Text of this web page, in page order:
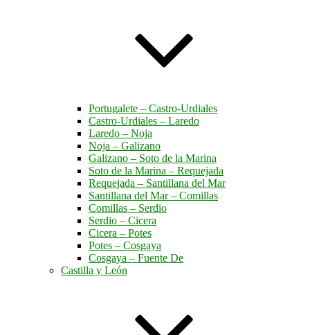
Portugalete – Castro-Urdiales
Castro-Urdiales – Laredo
Laredo – Noja
Noja – Galizano
Galizano – Soto de la Marina
Soto de la Marina – Requejada
Requejada – Santillana del Mar
Santillana del Mar – Comillas
Comillas – Serdio
Serdio – Cicera
Cicera – Potes
Potes – Cosgaya
Cosgaya – Fuente De
Castilla y León